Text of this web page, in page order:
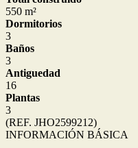
550 m²
Dormitorios
3
Baños
3
Antiguedad
16
Plantas
3
(REF. JHO2599212)
INFORMACIÓN BÁSICA